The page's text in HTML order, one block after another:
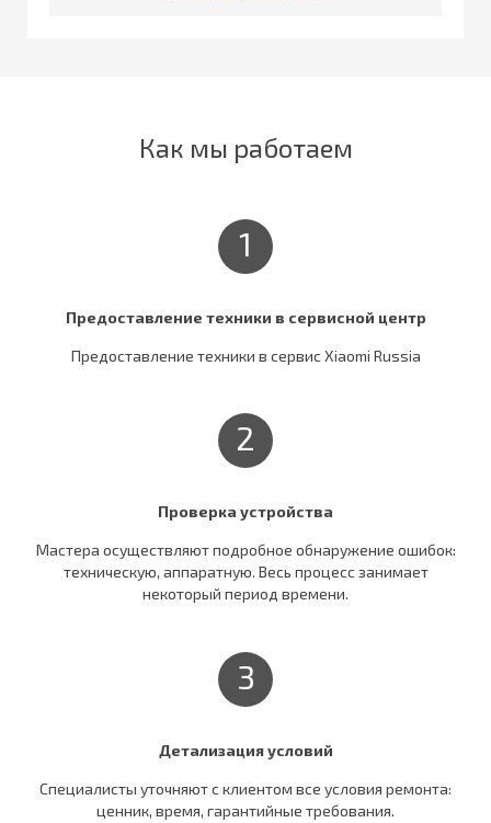
Как мы работаем
1
Предоставление техники в сервисной центр
Предоставление техники в сервис Xiaomi Russia
2
Проверка устройства
Мастера осуществляют подробное обнаружение ошибок:
техническую, аппаратную. Весь процесс занимает
некоторый период времени.
3
Детализация условий
Специалисты уточняют c клиентом все условия ремонта:
ценник, время, гарантийные требования.